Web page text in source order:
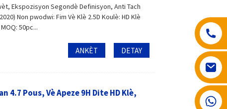
008617602075192
Ekspozisyon Segondè Definisyon, Anti Tach
Non pwodwi: Fim Vè Klè 2.5D Koulè: HD Klè
50pc...
ANKÈT DETAY
4.7 Pous, Vè Apeze 9H Dite HD Klè,